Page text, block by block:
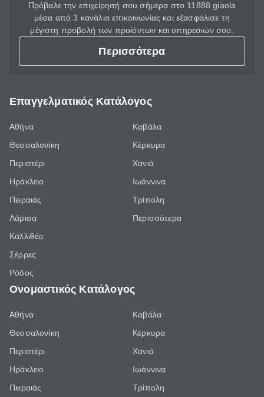
Πρόβαλε την επιχείρησή σου σήμερα στο 11888 giaola
μέσα από 3 κανάλια επικοινωνίας και εξασφάλισε τη
μέγιστη προβολή των προϊόντων και υπηρεσιών σου.
Περισσότερα
Επαγγελματικός Κατάλογος
Αθήνα
Θεσσαλονίκη
Περιστέρι
Ηράκλειο
Πειραιάς
Λάρισα
Καλλιθέα
Σέρρες
Ρόδος
Καβάλα
Κέρκυρα
Χανιά
Ιωάννινα
Τρίπολη
Περισσότερα
Ονομαστικός Κατάλογος
Αθήνα
Θεσσαλονίκη
Περιστέρι
Ηράκλειο
Πειραιάς
Καβάλα
Κέρκυρα
Χανιά
Ιωάννινα
Τρίπολη